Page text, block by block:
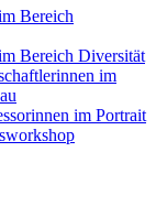
Bereich
Bereich Diversität
im
im Portrait